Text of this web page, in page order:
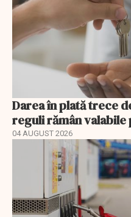
Darea în plată trece
reguli rămân
04 AUGUST 2026